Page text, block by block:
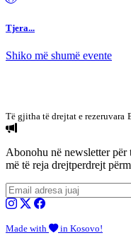
Tjera...
Shiko më shumë evente
Të gjitha të drejtat e rezeruvara
Abonohu në newsletterpër
më të reja drejtperdrejt
Made with in Kosovo!